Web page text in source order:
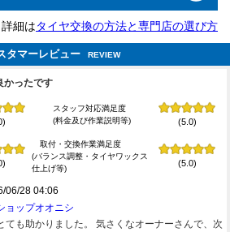
詳細はタイヤ交換の方法と専門店の選び方
タマーレビュー REVIEW
かったです
スタッフ対応満足度
(料金及び作業説明等)
(5.0)
取付・交換作業満足度
(バランス調整・タイヤワックス
仕上げ等)
(5.0)
06/28 04:06
ップオオニシ
ても助かりました。 気さくなオーナーさんで、次